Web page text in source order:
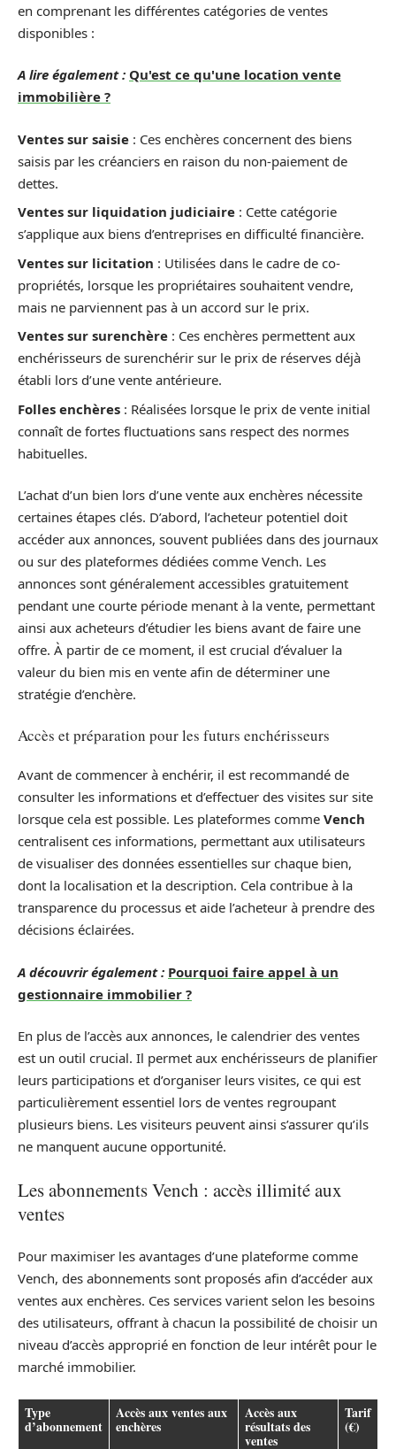
en comprenant les différentes catégories de ventes
disponibles :
A lire également : Qu'est ce qu'une location vente
immobilière ?
Ventes sur saisie : Ces enchères concernent des biens
saisis par les créanciers en raison du non-paiement de
dettes.
Ventes sur liquidation judiciaire : Cette catégorie
s’applique aux biens d’entreprises en difficulté financière.
Ventes sur licitation : Utilisées dans le cadre de co-
propriétés, lorsque les propriétaires souhaitent vendre,
mais ne parviennent pas à un accord sur le prix.
Ventes sur surenchère : Ces enchères permettent aux
enchérisseurs de surenchérir sur le prix de réserves déjà
établi lors d’une vente antérieure.
Folles enchères : Réalisées lorsque le prix de vente initial
connaît de fortes fluctuations sans respect des normes
habituelles.
L’achat d’un bien lors d’une vente aux enchères nécessite
certaines étapes clés. D’abord, l’acheteur potentiel doit
accéder aux annonces, souvent publiées dans des journaux
ou sur des plateformes dédiées comme Vench. Les
annonces sont généralement accessibles gratuitement
pendant une courte période menant à la vente, permettant
ainsi aux acheteurs d’étudier les biens avant de faire une
offre. À partir de ce moment, il est crucial d’évaluer la
valeur du bien mis en vente afin de déterminer une
stratégie d’enchère.
Accès et préparation pour les futurs enchérisseurs
Avant de commencer à enchérir, il est recommandé de
consulter les informations et d’effectuer des visites sur site
lorsque cela est possible. Les plateformes comme Vench
centralisent ces informations, permettant aux utilisateurs
de visualiser des données essentielles sur chaque bien,
dont la localisation et la description. Cela contribue à la
transparence du processus et aide l’acheteur à prendre des
décisions éclairées.
A découvrir également : Pourquoi faire appel à un
gestionnaire immobilier ?
En plus de l’accès aux annonces, le calendrier des ventes
est un outil crucial. Il permet aux enchérisseurs de planifier
leurs participations et d’organiser leurs visites, ce qui est
particulièrement essentiel lors de ventes regroupant
plusieurs biens. Les visiteurs peuvent ainsi s’assurer qu’ils
ne manquent aucune opportunité.
Les abonnements Vench : accès illimité aux
ventes
Pour maximiser les avantages d’une plateforme comme
Vench, des abonnements sont proposés afin d’accéder aux
ventes aux enchères. Ces services varient selon les besoins
des utilisateurs, offrant à chacun la possibilité de choisir un
niveau d’accès approprié en fonction de leur intérêt pour le
marché immobilier.
Type
d’abonnement
Accès aux ventes aux
enchères
Accès aux
résultats des
ventes
Tarif
(€)